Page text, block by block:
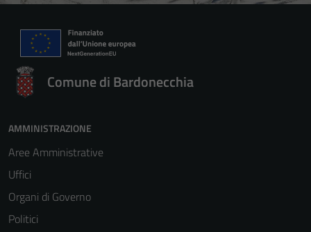
Comune di Bardonecchia
AMMINISTRAZIONE
Aree Amministrative
Uffici
Organi di Governo
Politici